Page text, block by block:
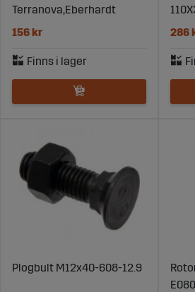
Terranova,Eberhardt
156 kr
286
Plogbult M12x40-608-12.9